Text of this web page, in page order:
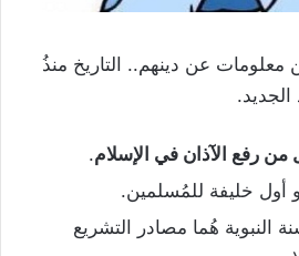
عن دينهم.. التاريخ منذُ
من رفع الآذان في الإسلام.
أول خليفة للمُسلمين.
النبوية هُما مصادر التشريع